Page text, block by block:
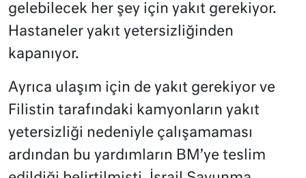
gelebilecek her şey için yakıt gerekiyor.
Hastaneler yakıt yetersizliğinden
kapanıyor.
Ayrıca ulaşım için de yakıt gerekiyor ve
Filistin tarafındaki kamyonların yakıt
yetersizliği nedeniyle çalışamaması
ardından bu yardımların BM’ye teslim